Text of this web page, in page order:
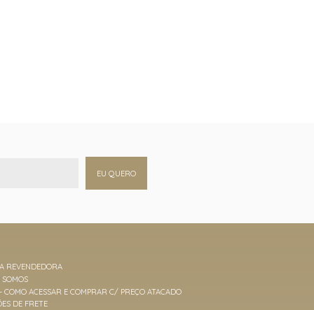
EU QUERO
REVENDEDORA
COMO ACESSAR E COMPRAR C/ PREÇO ATACADO
DE FRETE